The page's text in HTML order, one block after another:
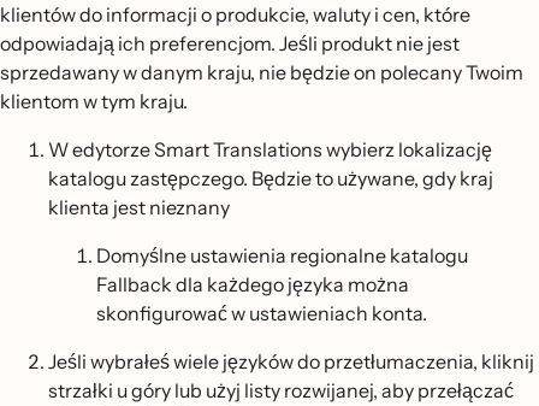
klientów do informacji o produkcie, waluty i cen, które
odpowiadają ich preferencjom. Jeśli produkt nie jest
sprzedawany w danym kraju, nie będzie on polecany Twoim
klientom w tym kraju.
W edytorze Smart Translations wybierz lokalizację
katalogu zastępczego. Będzie to używane, gdy kraj
klienta jest nieznany
Domyślne ustawienia regionalne katalogu
Fallback dla każdego języka można
skonfigurować w ustawieniach konta.
Jeśli wybrałeś wiele języków do przetłumaczenia, kliknij
strzałki u góry lub użyj listy rozwijanej, aby przełączać